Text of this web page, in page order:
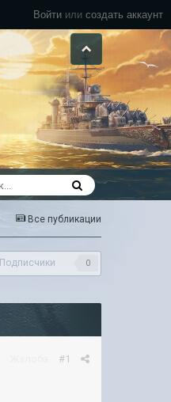
Войти или создать аккаунт
Все публикации
Подписчики 0
#1